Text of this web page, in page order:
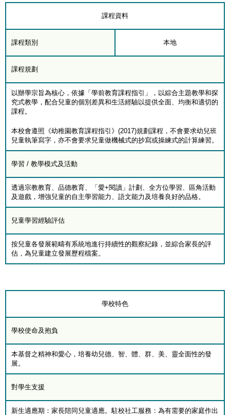
課程資料
課程類別 本地
課程規劃
以辦學宗旨為核心，依據「學前教育課程指引」，以綜合主題教學和探
究式教學，配合兒童的個別差異和生活經驗以提供全面、均衡和適切的
課程。
本校會遵照《幼稚園教育課程指引》(2017)規劃課程，不會要求幼兒班
兒童執筆寫字，亦不會要求兒童做機械式的抄寫或操練式的計算練習。
學習 / 教學模式及活動
透過宗教教育、品德教育、「愛+閱讀」計劃、全方位學習、區角活動
及遊戲，增強兒童的自主學習能力、語文能力及培養良好的品格。
兒童學習經驗評估
按兒童各發展範疇有系統地進行持續性的觀察紀錄，並綜合家長的評
估，為兒童建立發展歷程檔案。
學校特色
學校使命及抱負
本基督之精神和愛心，培養幼兒德、智、體、群、美、靈全面性的發
展。
對學生支援
新生適應期：家長陪同兒童適應。駐校社工服務：為有需要的家庭作出